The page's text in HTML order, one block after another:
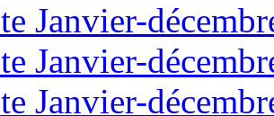
Janvier-
Janvier-
Janvier-